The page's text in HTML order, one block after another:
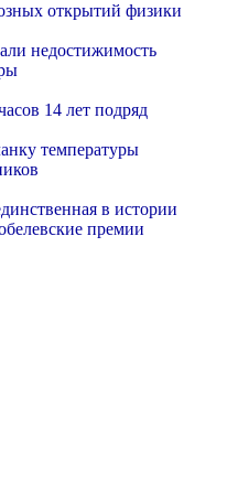
открытий физики
недостижимость
14 лет подряд
температуры
в истории
премии